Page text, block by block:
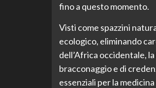
fino a questo momento.
Visti come spazzini
ecologico, eliminando
dell’Africa occidentale,
bracconaggio e di
essenziali per la